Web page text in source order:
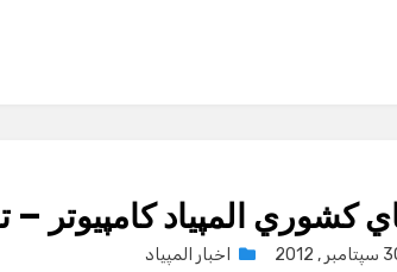
المپياد کامپیوتر –
, 2012 اخبار المپیاد